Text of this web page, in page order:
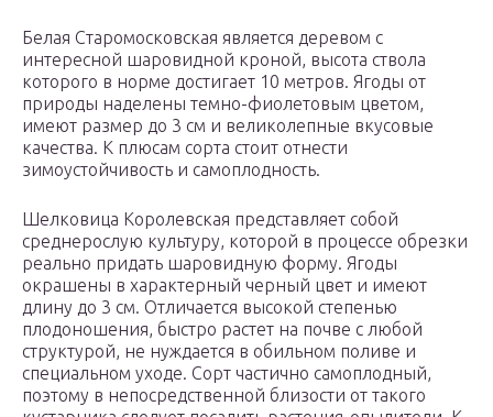
Белая Старомосковская является деревом с
интересной шаровидной кроной, высота ствола
которого в норме достигает 10 метров. Ягоды от
природы наделены темно-фиолетовым цветом,
имеют размер до 3 см и великолепные вкусовые
качества. К плюсам сорта стоит отнести
зимоустойчивость и самоплодность.
Шелковица Королевская представляет собой
среднерослую культуру, которой в процессе обрезки
реально придать шаровидную форму. Ягоды
окрашены в характерный черный цвет и имеют
длину до 3 см. Отличается высокой степенью
плодоношения, быстро растет на почве с любой
структурой, не нуждается в обильном поливе и
специальном уходе. Сорт частично самоплодный,
поэтому в непосредственной близости от такого